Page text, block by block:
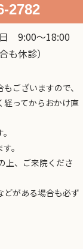
2782
9:00～18:00
休診）
ございますので、
経ってからおかけ直
。
上、ご来院くださ
どがある場合も必ず